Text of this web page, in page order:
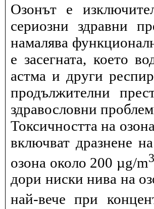
Озонът е
сериозни здравни
намалява
е засегната, което
астма и други
продължителни
здравословни
Токсичността на
включват дразнене
озона около 200 µg/m3
дори ниски нива на
най-вече при